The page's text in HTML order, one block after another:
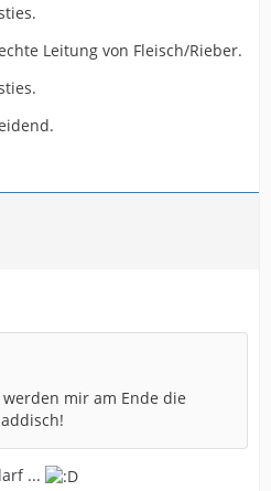
Leitung von Fleisch/Rieber.
mir am Ende die
...